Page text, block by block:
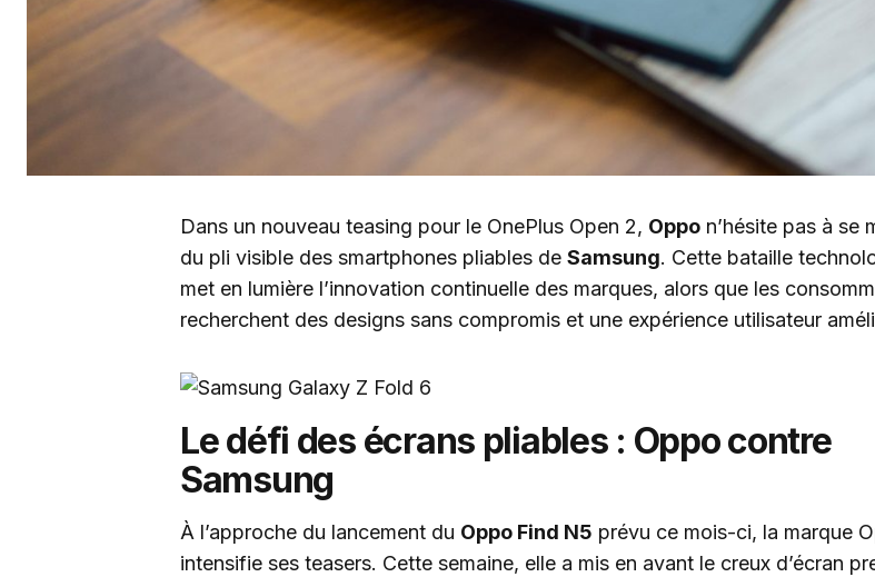
Dans un nouveau teasing pour le OnePlus Open 2, Oppo n’hésite pas à se
du pli visible des smartphones pliables de Samsung. Cette bataille
met en lumière l’innovation continuelle des marques, alors que les
recherchent des designs sans compromis et une expérience utilisateur
Le défi des écrans pliables : Oppo contre
Samsung
À l’approche du lancement du Oppo Find N5 prévu ce mois-ci, la marque
intensifie ses teasers. Cette semaine, elle a mis en avant le creux d’écran